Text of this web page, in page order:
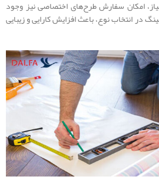
امکان سفارش طرح‌های اختصاصی نیز وجود
در انتخاب نوع، باعث افزایش کارایی و زیبایی